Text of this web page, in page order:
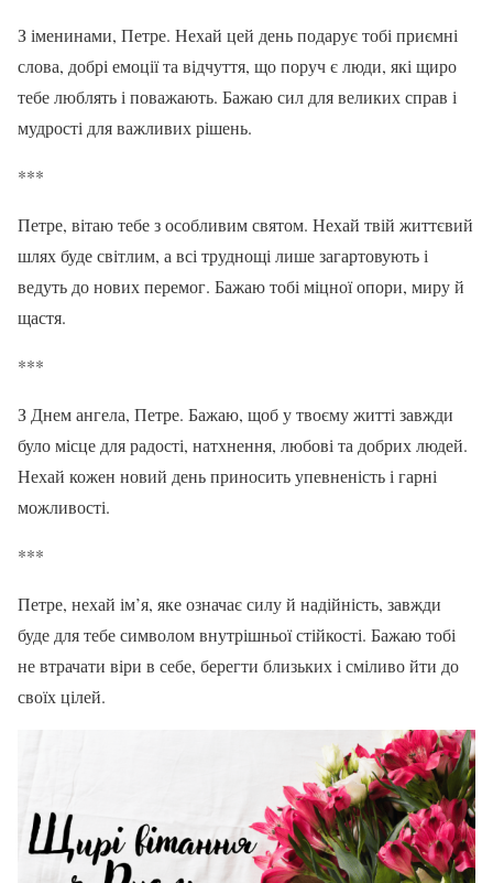
З іменинами, Петре. Нехай цей день подарує тобі приємні
слова, добрі емоції та відчуття, що поруч є люди, які щиро
тебе люблять і поважають. Бажаю сил для великих справ і
мудрості для важливих рішень.
***
Петре, вітаю тебе з особливим святом. Нехай твій життєвий
шлях буде світлим, а всі труднощі лише загартовують і
ведуть до нових перемог. Бажаю тобі міцної опори, миру й
щастя.
***
З Днем ангела, Петре. Бажаю, щоб у твоєму житті завжди
було місце для радості, натхнення, любові та добрих людей.
Нехай кожен новий день приносить упевненість і гарні
можливості.
***
Петре, нехай ім’я, яке означає силу й надійність, завжди
буде для тебе символом внутрішньої стійкості. Бажаю тобі
не втрачати віри в себе, берегти близьких і сміливо йти до
своїх цілей.